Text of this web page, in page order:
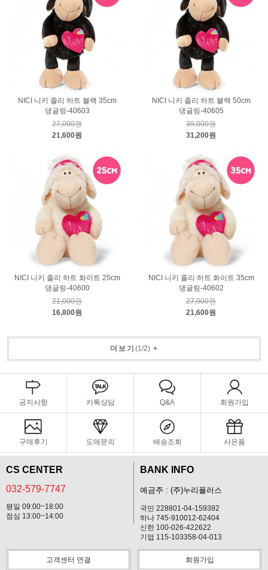
NICI 니키 졸리 하트 블랙 35cm
댕글링-40603
27,000원
21,600원
NICI 니키 졸리 하트 블랙 50cm
댕글링-40605
39,000원
31,200원
NICI 니키 졸리 하트 화이트 25cm
댕글링-40600
21,000원
16,800원
NICI 니키 졸리 하트 화이트 35cm
댕글링-40602
27,000원
21,600원
더보기 (1/2)+
공지사항 카톡상담 Q&A 회원가입
구매후기 도매문의 배송조회 사은품
CS CENTER
032-579-7747
평일 09:00~18:00
점심 13:00~14:00
BANK INFO
예금주 : (주)누리플러스
국민 228801-04-159392
하나 745-910012-62404
신한 100-026-422622
기업 115-103358-04-013
고객센터 연결 회원가입